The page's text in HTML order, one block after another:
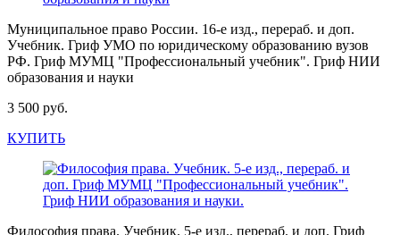
Муниципальное право России. 16-е изд., перераб. и доп.
Учебник. Гриф УМО по юридическому образованию вузов
РФ. Гриф МУМЦ "Профессиональный учебник". Гриф НИИ
образования и науки
3 500 руб.
КУПИТЬ
Философия права. Учебник. 5-е изд., перераб. и доп. Гриф